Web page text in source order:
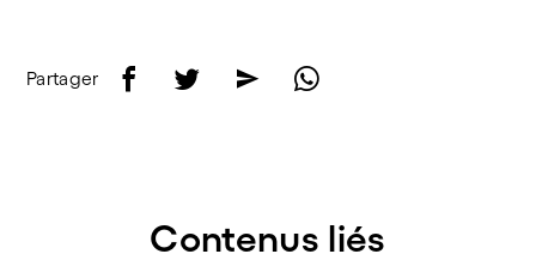
Partager f t e w
Contenus liés